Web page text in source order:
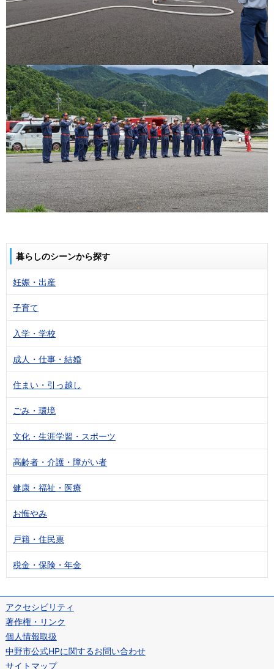
暮らしのシーンから探す
妊娠・出産
子育て
入学・学校
成人・仕事・結婚
住まい・引っ越し
ごみ・環境
文化・生涯学習・スポーツ
高齢者・介護・障がい者
健康・福祉・医療
お悔やみ
戸籍・住民票
税金・保険・年金
アクセシビリティ
著作権・リンク
個人情報取扱
中野市公式HPに関するお問い合わせ
サイトマップ